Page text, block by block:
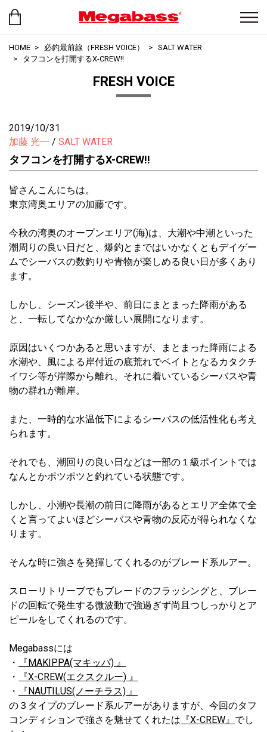
HOME 必釣最前線（FRESH VOICE）
SALT WATER
タフコンを打開するX-CREW!!
FRESH VOICE
2019/10/31
加藤 光一
SALT WATER
タフコンを打開するX-CREW!!
皆さんこんにちは。
東京湾奥エリアの加藤です。
今秋の湾奥のオープンエリア(海)は、大潮や中潮といった
潮周りの良い日だと、爆釣とまではいかなくともデイゲー
ムでシーバスの数釣りや青物が楽しめる良い日が多くあり
ます。
しかし、シーズン後半や、前日にまとまった降雨がある
と、一転してなかなか厳しい展開になります。
原因はいくつかあると思いますが、まとまった降雨による
水潮や、風による岸付近の底荒れでベイトとなるカタクチ
イワシ等が岸際から離れ、それに着いているシーバスや青
物の群れが離岸。
また、一時的な水温低下によるシーバスの低活性化も考え
られます。
それでも、潮回りの良い日などは一部の１級ポイントでは
なんとかポツポツと釣れている状態です。
しかし、小潮や長潮の前日に降雨があるとエリア全体で全
くと言ってよいほどシーバスや青物の反応が得られなくな
ります。
そんな時に強さを発揮してくれるのがブレード系ルアー。
スローリトリーブでもブレードのフラッシングと、ブレー
ドの回転で発生する微波動で強過ぎず尚且つしっかりとア
ピールをしてくれるのです。
Megabassには
・
『MAKIPPA(マキッパ) 』
・
『X-CREW(エクスクルー) 』
・
『NAUTILUS(ノーチラス) 』
の３タイプのブレード系ルアーがありますが、今回のタフ
コンディションで強さを魅せてくれたは 『X-CREW』 でし